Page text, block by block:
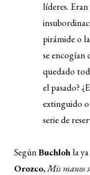
líderes.
pirámide o
se encogían
quedado
el pasado?
extinguido o
serie de
SegúnBuchloh la
Orozco,Mis manos